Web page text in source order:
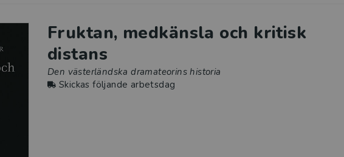
Fruktan, medkänsla och kritisk
distans
Den västerländska dramateorins historia
Skickas följande arbetsdag